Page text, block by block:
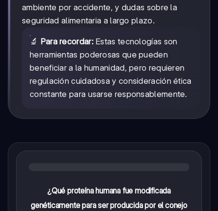
ambiente por accidente, y dudas sobre la
seguridad alimentaria a largo plazo.
🔬 Para recordar:Estas tecnologías son
herramientas poderosas que pueden
beneficiar a la humanidad, pero requieren
regulación cuidadosa y consideración ética
constante para usarse responsablemente.
¿Qué proteína humana fue modificada
genéticamente para ser producida por el conejo